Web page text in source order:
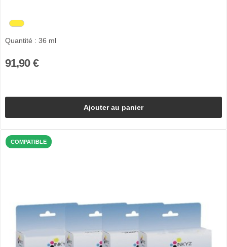
Quantité : 36 ml
91,90 €
Ajouter au panier
COMPATIBLE